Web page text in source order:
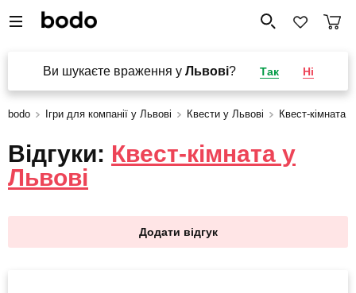
Ви шукаєте враження у Львові? Так Ні
bodo Ігри для компанії у Львові Квести у Львові Квест-кімната
Відгуки: Квест-кімната у
Львові
Додати відгук